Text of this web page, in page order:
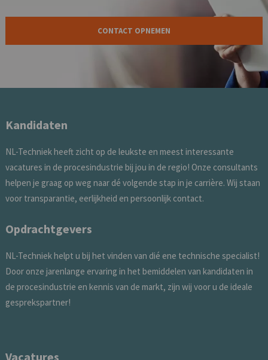
CONTACT OPNEMEN
Kandidaten
NL-Techniek heeft zicht op de leukste en meest interessante
vacatures in de procesindustrie bij jou in de regio! Onze consultants
helpen je graag op weg naar dé volgende stap in je carrière. Wij staan
voor transparantie, eerlijkheid en persoonlijk contact.
Opdrachtgevers
NL-Techniek helpt u bij het vinden van dié ene technische specialist!
Door onze jarenlange ervaring in het bemiddelen van kandidaten in
de procesindustrie en kennis van de markt, zijn wij voor u de ideale
gesprekspartner!
Vacatures